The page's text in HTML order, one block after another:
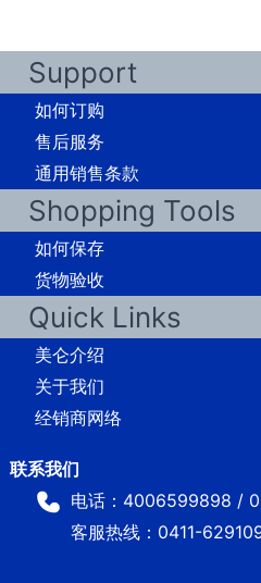
Support
如何订购
售后服务
通用销售条款
Shopping Tools
如何保存
货物验收
Quick Links
美仑介绍
关于我们
经销商网络
电话：4006599898 /
客服热线：0411-